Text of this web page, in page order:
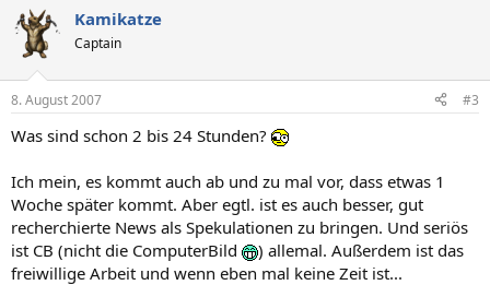
Kamikatze
Captain
8. August 2007 #3
Was sind schon 2 bis 24 Stunden?
Ich mein, es kommt auch ab und zu mal vor, dass etwas 1
Woche später kommt. Aber egtl. ist es auch besser, gut
recherchierte News als Spekulationen zu bringen. Und seriös
ist CB (nicht die ComputerBild
) allemal. Außerdem ist das
freiwillige Arbeit und wenn eben mal keine Zeit ist...